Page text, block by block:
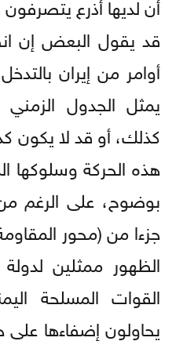
قد يقول البعض إن
أوامر من إيران
يمثل الجدول
كذلك، أو قد لا يكون
هذه الحركة وسلوكها
بوضوح، على الرغم
جزءا من (محور
الظهور ممثلين
القوات المسلحة
يحاولون إضفاءها